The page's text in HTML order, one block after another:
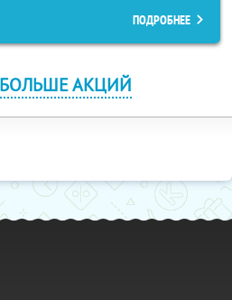
ПОДРОБНЕЕ
АКЦИЙ